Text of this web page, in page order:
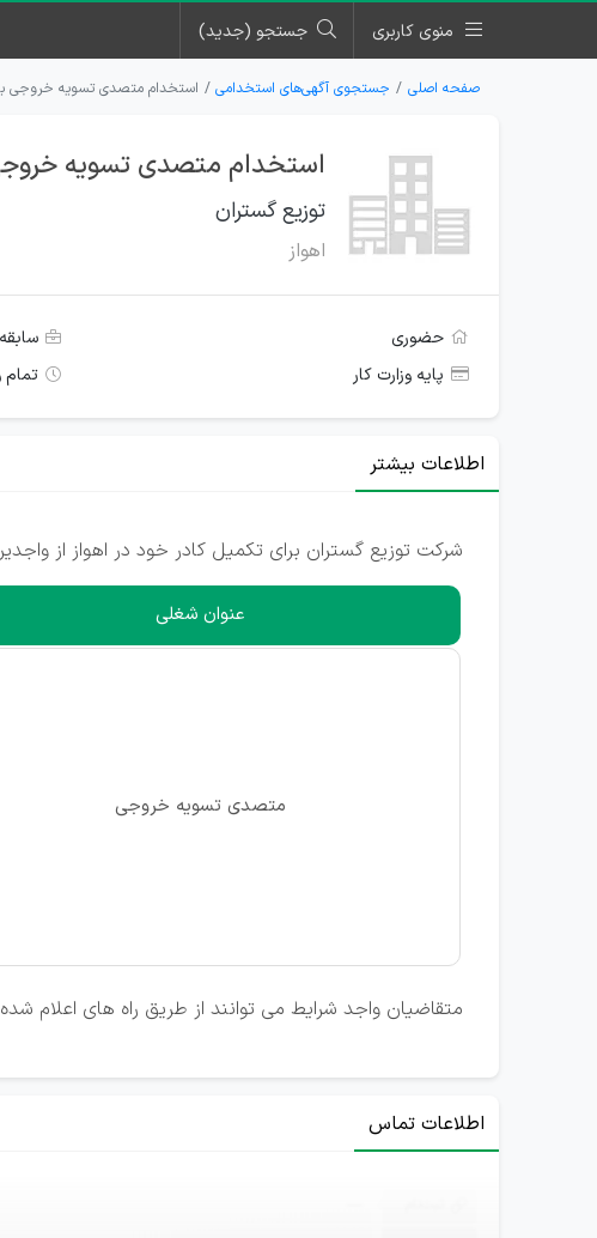
منوی کاربری جستجو (جدید)
صفحه اصلی جستجوی آگهی‌های استخدامی استخدام متصدی تسویه خروجی
استخدام متصدی تسویه
توزیع گستران
اهواز
حضوری
پایه وزارت کار
اطلاعات بیشتر
شرکت توزیع گستران برای تکمیل کادر خود در اهواز از
عنوان شغلی
متصدی تسویه خروجی
متقاضیان واجد شرایط می توانند از طریق راه های اعلام
اطلاعات تماس